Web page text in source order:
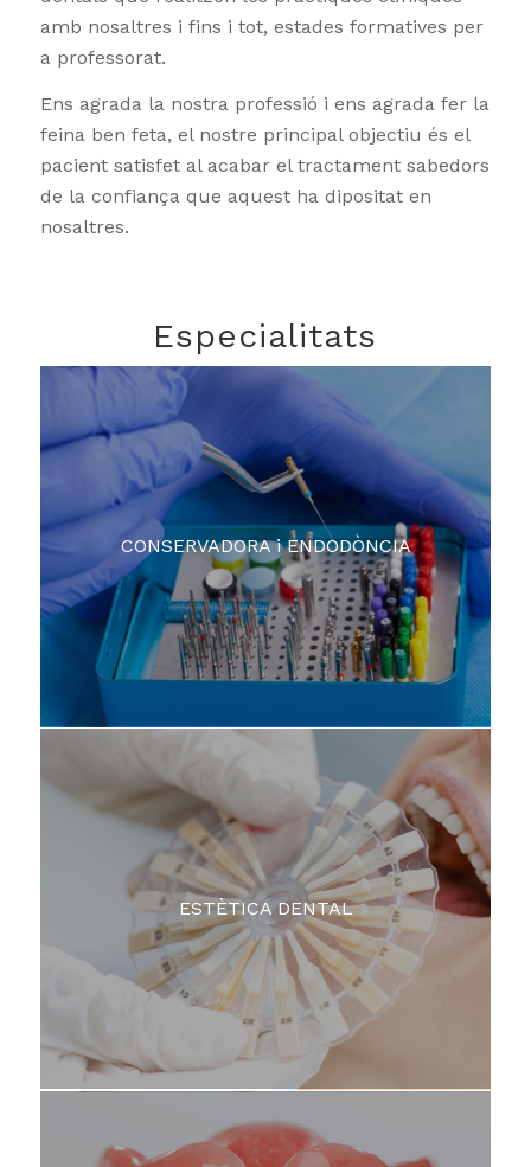
amb nosaltres i fins i tot, estades formatives per
a professorat.
Ens agrada la nostra professió i ens agrada fer la
feina ben feta, el nostre principal objectiu és el
pacient satisfet al acabar el tractament sabedors
de la confiança que aquest ha dipositat en
nosaltres.
Especialitats
CONSERVADORA i ENDODÒNCIA
ESTÈTICA DENTAL